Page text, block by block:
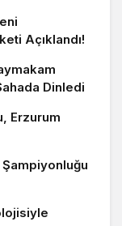
Açıklandı!
Dinledi
Erzurum